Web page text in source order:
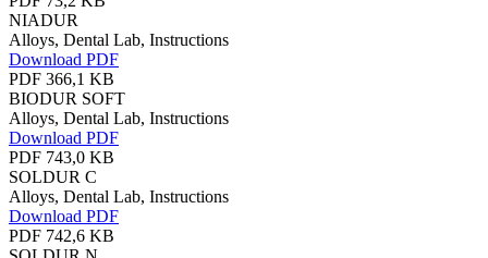
NIADUR
Alloys, Dental Lab, Instructions
Download PDF
PDF 366,1 KB
BIODUR SOFT
Alloys, Dental Lab, Instructions
Download PDF
PDF 743,0 KB
SOLDUR C
Alloys, Dental Lab, Instructions
Download PDF
PDF 742,6 KB